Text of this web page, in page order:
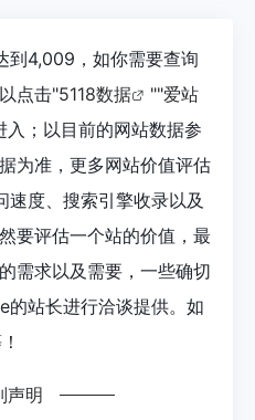
到4,009，如你需要查询
点击"5118数据 ""爱站
入；以目前的网站数据参
为准，更多网站价值评估
度、搜索引擎收录以及
要评估一个站的价值，最
需求以及需要，一些确切
的站长进行洽谈提供。如
声明